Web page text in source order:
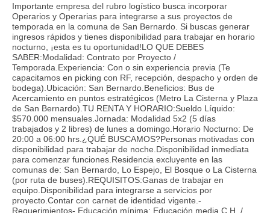
Importante empresa del rubro logístico busca incorporar
Operarios y Operarias para integrarse a sus proyectos de
temporada en la comuna de San Bernardo. Si buscas generar
ingresos rápidos y tienes disponibilidad para trabajar en horario
nocturno, ¡esta es tu oportunidad!LO QUE DEBES
SABER:Modalidad: Contrato por Proyecto /
Temporada.Experiencia: Con o sin experiencia previa (Te
capacitamos en picking con RF, recepción, despacho y orden de
bodega).Ubicación: San Bernardo.Beneficios: Bus de
Acercamiento en puntos estratégicos (Metro La Cisterna y Plaza
de San Bernardo).TU RENTA Y HORARIO:Sueldo Líquido:
$570.000 mensuales.Jornada: Modalidad 5x2 (5 días
trabajados y 2 libres) de lunes a domingo.Horario Nocturno: De
20:00 a 06:00 hrs.¿QUÉ BUSCAMOS?Personas motivadas con
disponibilidad para trabajar de noche.Disponibilidad inmediata
para comenzar funciones.Residencia excluyente en las
comunas de: San Bernardo, Lo Espejo, El Bosque o La Cisterna
(por ruta de buses).REQUISITOS:Ganas de trabajar en
equipo.Disponibilidad para integrarse a servicios por
proyecto.Contar con carnet de identidad vigente.-
Requerimientos- Educación mínima: Educación media C.H. /